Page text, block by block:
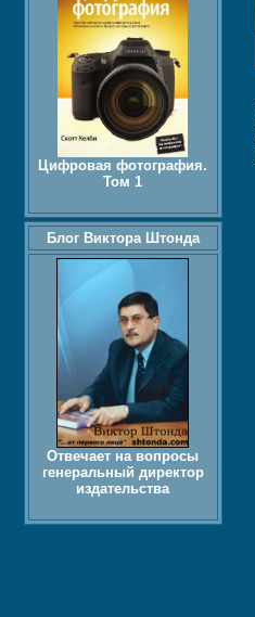
Цифровая фотография.
Том 1
Блог Виктора Штонда
Отвечает на вопросы
генеральный директор
издательства